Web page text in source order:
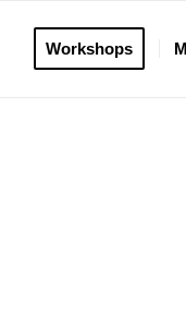
Workshops